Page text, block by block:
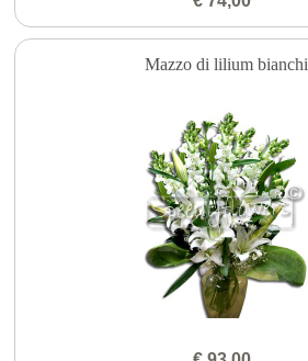
Mazzo di lilium bianchi